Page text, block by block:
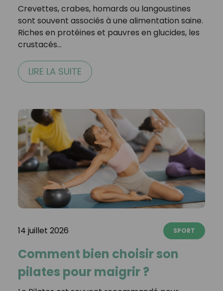
Crevettes, crabes, homards ou langoustines
sont souvent associés à une alimentation saine.
Riches en protéines et pauvres en glucides, les
crustacés…
LIRE LA SUITE
14 juillet 2026 SPORT
Comment bien choisir son
pilates pour maigrir ?